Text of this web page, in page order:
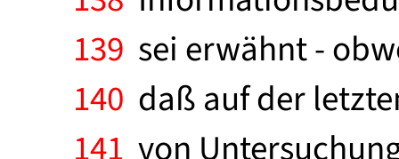
139 sei erwähnt -
140 daß auf der